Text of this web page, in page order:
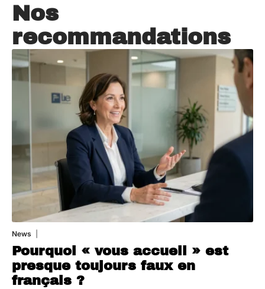
Nos
recommandations
News
Pourquoi « vous accueil » est
presque toujours faux en
français ?